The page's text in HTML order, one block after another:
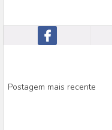
Postagem mais recente